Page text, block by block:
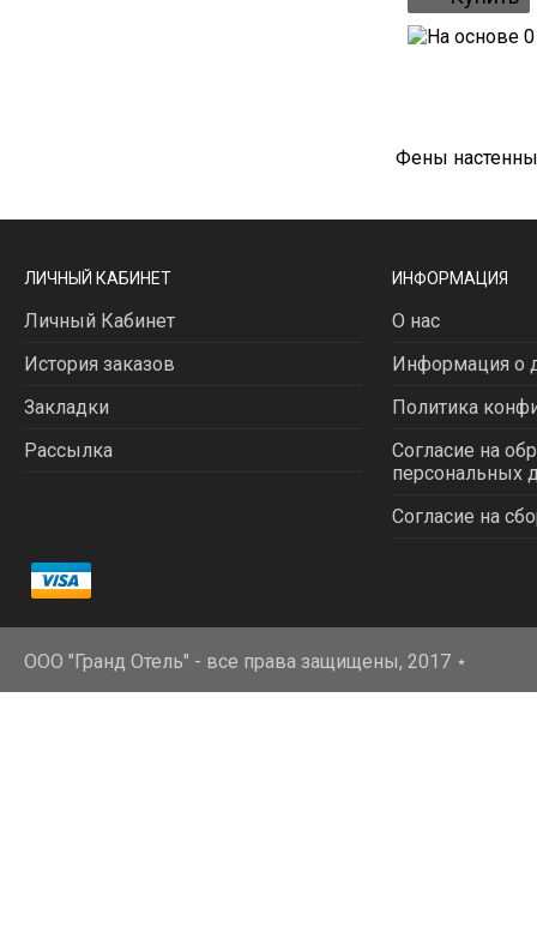
Фены
ЛИЧНЫЙ КАБИНЕТ
Личный Кабинет
История заказов
Закладки
Рассылка
ИНФОРМАЦИЯ
О нас
Информация о
Политика
Согласие на
персональных
Согласие на
ООО "Гранд Отель" - все права защищены, 2017 ⋆